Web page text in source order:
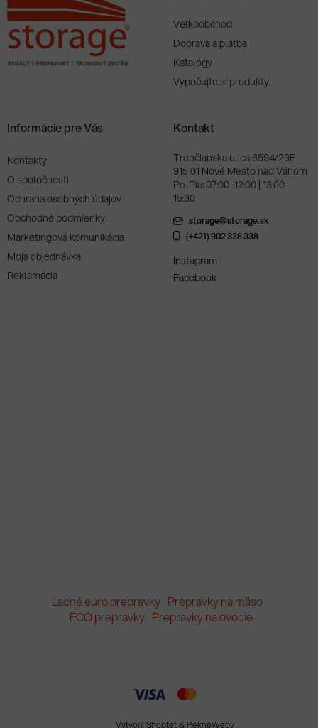
Veľkoobchod
Doprava a platba
Katalógy
Vypočujte si produkty
Informácie pre Vás
Kontakty
O spoločnosti
Ochrana osobných údajov
Obchodné podmienky
Marketingová komunikácia
Moja objednávka
Reklamácia
Kontakt
Trenčianska ulica 6594/29F
915 01 Nové Mesto nad Váhom
Po-Pia: 07:00–12:00 | 13:00–
15:30
storage@storage.sk
(+421) 902 338 338
Instagram
Facebook
Lacné euro prepravky Prepravky na mäso
ECO prepravky Prepravky na ovocie
Vytvoril Shoptet& PekneWeby